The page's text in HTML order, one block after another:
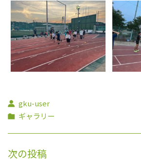
gku-user
ギャラリー
次の投稿